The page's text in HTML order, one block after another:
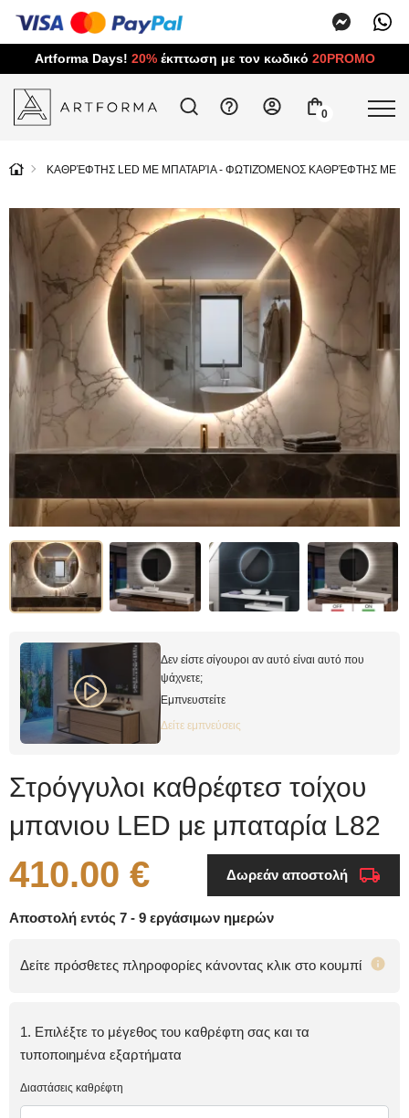
Artforma Days! 20%έκπτωση με τον κωδικό 20PROMO
0
ΚΑΘΡΈΦΤΗΣ LED ΜΕ ΜΠΑΤΑΡΊΑ - ΦΩΤΙΖΌΜΕΝΟΣ ΚΑΘΡΈΦΤΗΣ ΜΕ
Δεν είστε σίγουροι αν αυτό είναι αυτό που
ψάχνετε;
Εμπνευστείτε
Δείτε εμπνεύσεις
Στρόγγυλοι καθρέφτεσ τοίχου
μπανιου LED με μπαταρία L82
410.00 € Δωρεάν αποστολή
Αποστολή εντός 7 - 9 εργάσιμων ημερών
Δείτε πρόσθετες πληροφορίες κάνοντας κλικ στο κουμπί
1. Επιλέξτε το μέγεθος του καθρέφτη σας και τα
τυποποιημένα εξαρτήματα
Διαστάσεις καθρέφτη